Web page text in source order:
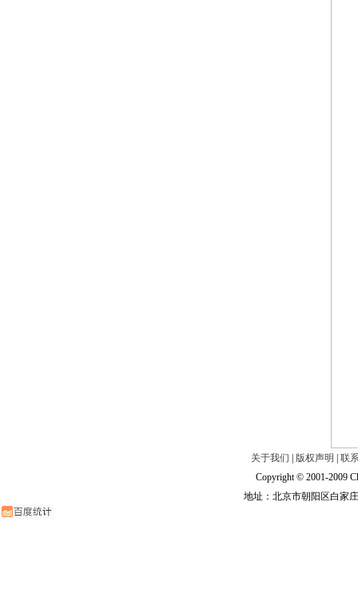
关于我们 版权声明
联
Copyright © 2001-2009
地址：北京市朝阳区白家